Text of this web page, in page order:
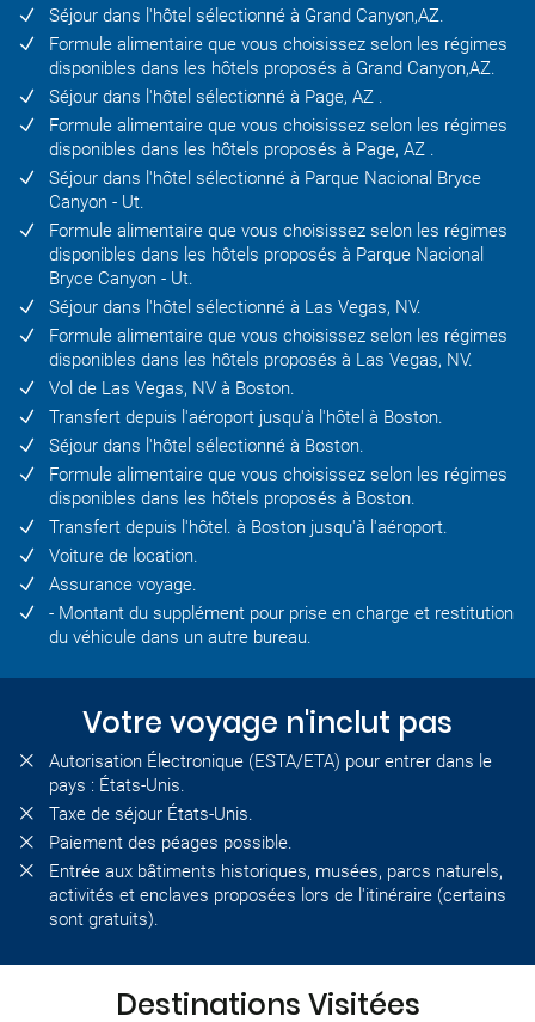
Séjour dans l'hôtel sélectionné à Grand Canyon,AZ.
Formule alimentaire que vous choisissez selon les régimes
disponibles dans les hôtels proposés à Grand Canyon,AZ.
Séjour dans l'hôtel sélectionné à Page, AZ .
Formule alimentaire que vous choisissez selon les régimes
disponibles dans les hôtels proposés à Page, AZ .
Séjour dans l'hôtel sélectionné à Parque Nacional Bryce
Canyon - Ut.
Formule alimentaire que vous choisissez selon les régimes
disponibles dans les hôtels proposés à Parque Nacional
Bryce Canyon - Ut.
Séjour dans l'hôtel sélectionné à Las Vegas, NV.
Formule alimentaire que vous choisissez selon les régimes
disponibles dans les hôtels proposés à Las Vegas, NV.
Vol de Las Vegas, NV à Boston.
Transfert depuis l'aéroport jusqu'à l'hôtel à Boston.
Séjour dans l'hôtel sélectionné à Boston.
Formule alimentaire que vous choisissez selon les régimes
disponibles dans les hôtels proposés à Boston.
Transfert depuis l'hôtel. à Boston jusqu'à l'aéroport.
Voiture de location.
Assurance voyage.
- Montant du supplément pour prise en charge et restitution
du véhicule dans un autre bureau.
Votre voyage n'inclut pas
Autorisation Électronique (ESTA/ETA) pour entrer dans le
pays : États-Unis.
Taxe de séjour États-Unis.
Paiement des péages possible.
Entrée aux bâtiments historiques, musées, parcs naturels,
activités et enclaves proposées lors de l'itinéraire (certains
sont gratuits).
Destinations Visitées